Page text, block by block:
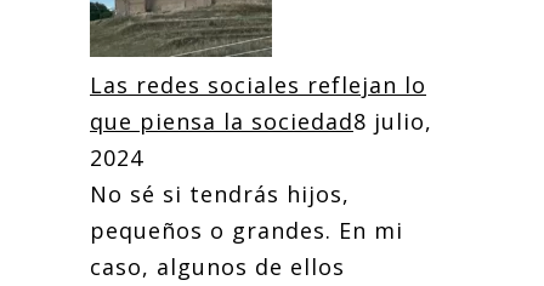
Las redes sociales reflejan lo
que piensa la sociedad8 julio,
2024
No sé si tendrás hijos,
pequeños o grandes. En mi
caso, algunos de ellos